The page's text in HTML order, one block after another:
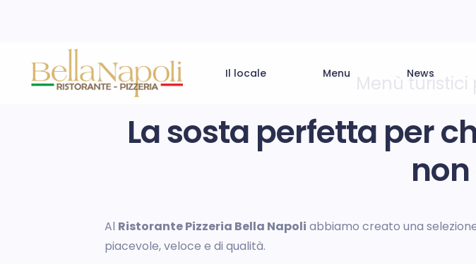
Il locale Menu News
Menù turistici
La sosta perfetta per
Al Ristorante Pizzeria Bella Napoli abbiamo creato una
piacevole, veloce e di qualità.